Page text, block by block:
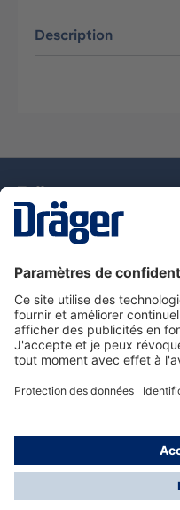
Description
Nous contacter
Service de e-
Informations sur les
© Dräger France SAS,
*Prix hors taxe. Frais
offerts;